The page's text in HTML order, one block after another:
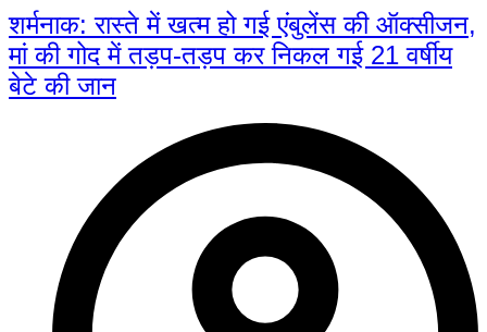
शर्मनाक: रास्ते में खत्म हो गई एंबुलेंस की ऑक्सीजन,
मां की गोद में तड़प-तड़प कर निकल गई 21 वर्षीय
बेटे की जान